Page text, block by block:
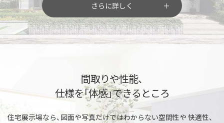
さらに詳しく
間取りや性能、
仕様を「体感」できるところ
住宅展示場なら、図面や写真だけではわからない空間性や 快適性、